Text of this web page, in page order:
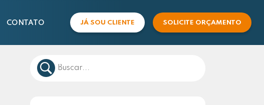
CONTATO JÁ SOU CLIENTE SOLICITE ORÇAMENTO